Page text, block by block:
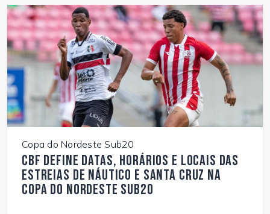
Copa do Nordeste Sub20
CBF define datas, horários e locais das
estreias de Náutico e Santa Cruz na
Copa do Nordeste Sub20